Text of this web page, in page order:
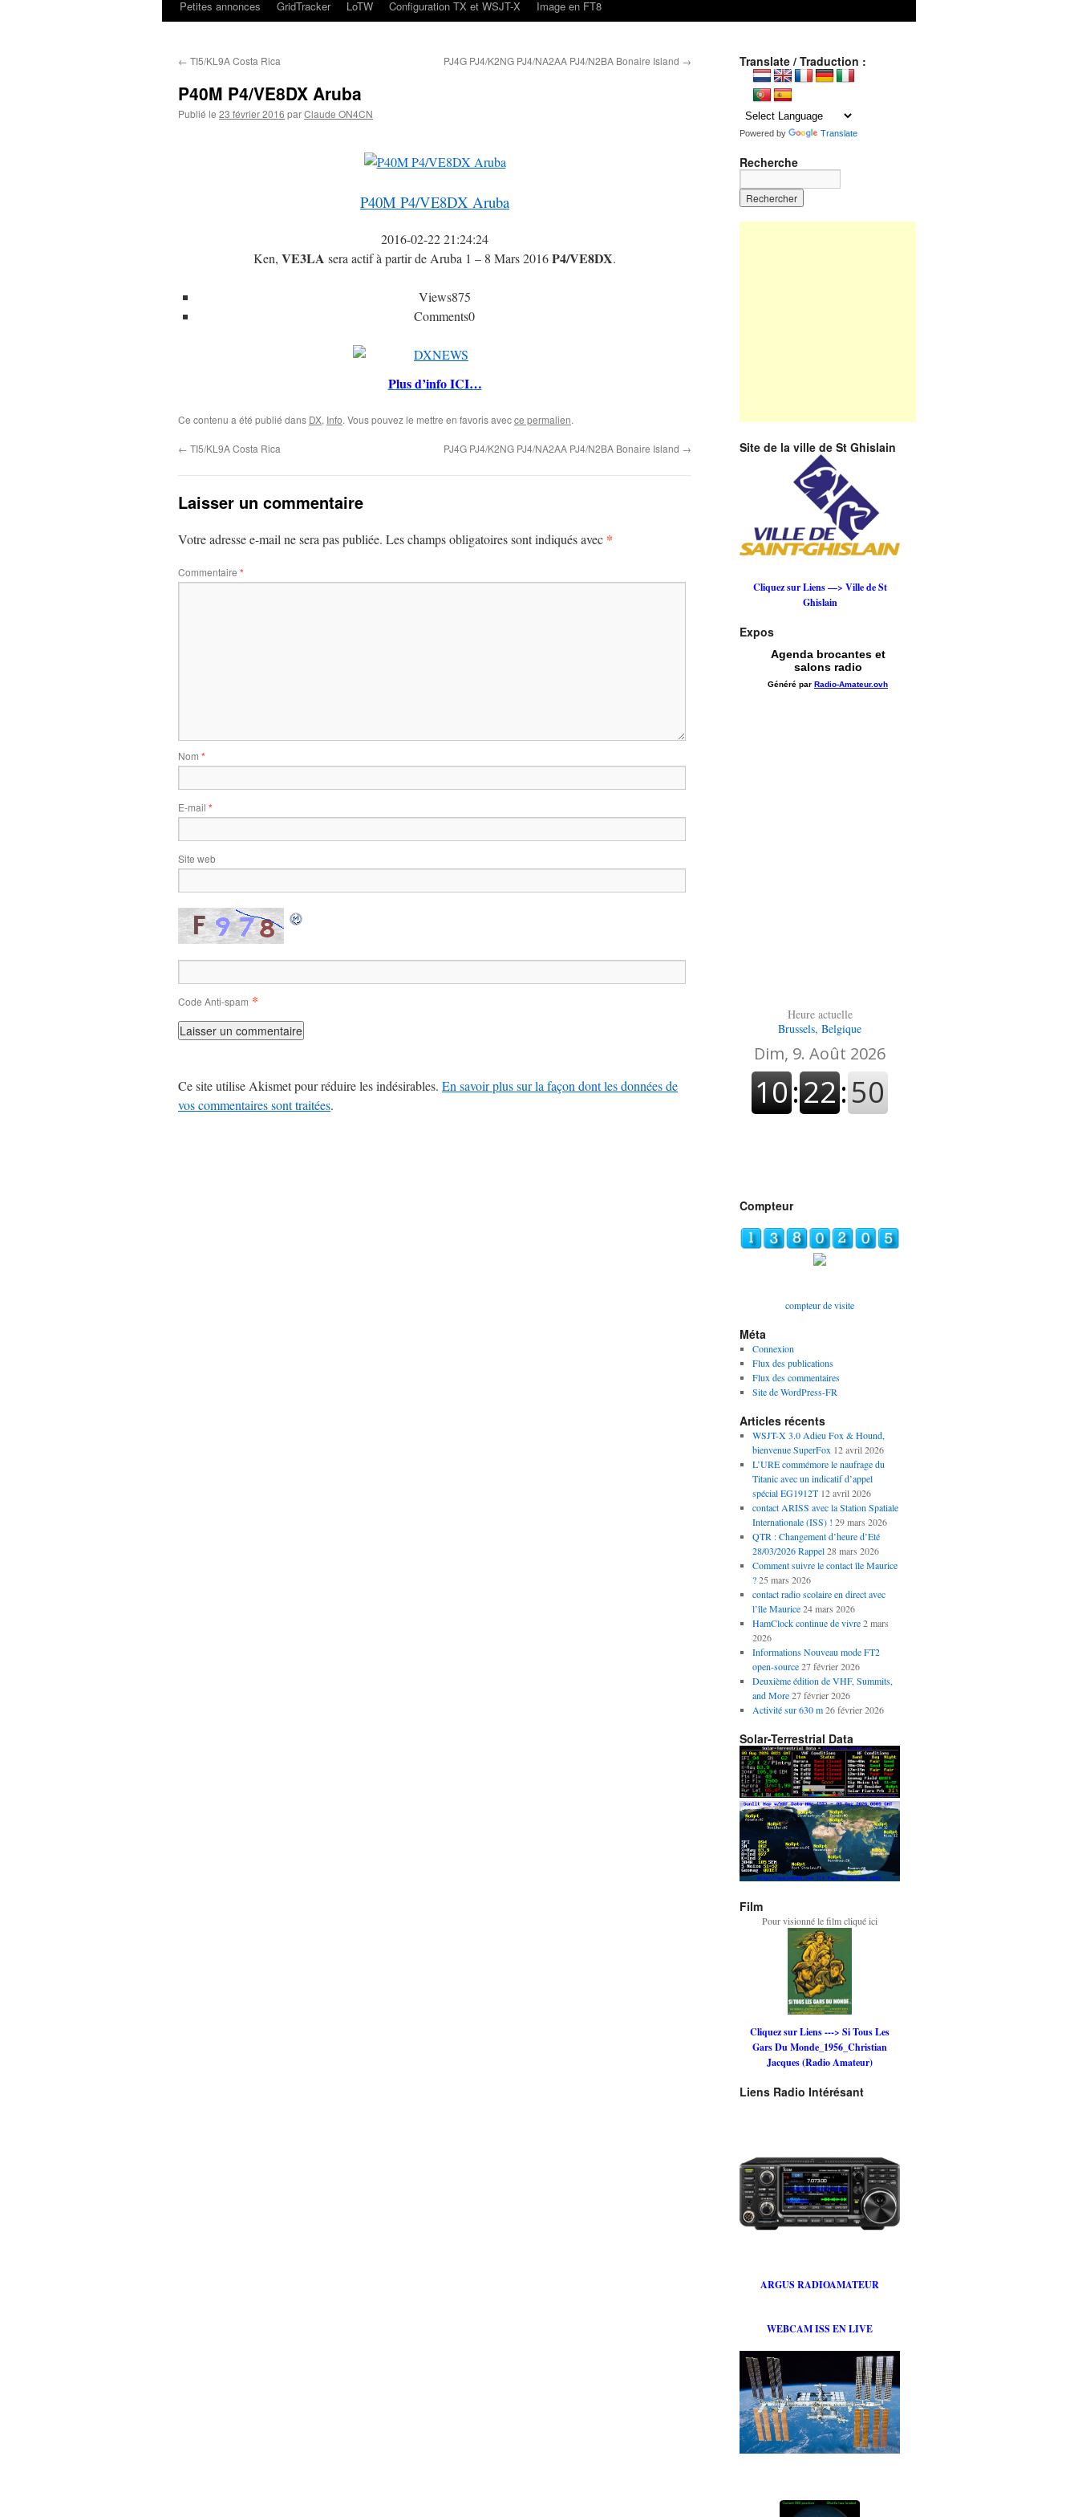
Petites annonces
GridTracker LoTW Configuration TX et WSJT-X Image en FT8
← TI5/KL9A Costa Rica PJ4G PJ4/K2NG PJ4/NA2AA PJ4/N2BA Bonaire Island →
P40M P4/VE8DX Aruba
Publié le 23 février 2016 parClaude ON4CN
P40M P4/VE8DX Aruba
2016-02-22 21:24:24
Ken, VE3LA sera actif à partir de Aruba 1 – 8 Mars 2016P4/VE8DX.
Views875
Comments0
Plus d’info ICI…
Ce contenu a été publié dans DX, Info. Vous pouvez le mettre en favoris avecce permalien.
← TI5/KL9A Costa Rica PJ4G PJ4/K2NG PJ4/NA2AA PJ4/N2BA Bonaire Island →
Laisser un commentaire
Votre adresse e-mail ne sera pas publiée. Les champs obligatoires sont indiqués avec *
Commentaire *
Nom *
E-mail *
Site web
Code Anti-spam *
Ce site utilise Akismet pour réduire les indésirables. En savoir plus sur la façon dont les données de
vos commentaires sont traitées.
Translate / Traduction :
Powered by Translate
Recherche
Site de la ville de St Ghislain
Cliquez sur Liens —> Ville de St
Ghislain
Expos
Heure actuelle
Brussels, Belgique
Compteur
compteur de visite
Méta
Connexion
Flux des publications
Flux des commentaires
Site de WordPress-FR
Articles récents
WSJT-X 3.0 Adieu Fox & Hound,
bienvenue SuperFox 12 avril 2026
L’URE commémore le naufrage du
Titanic avec un indicatif d’appel
spécial EG1912T 12 avril 2026
contact ARISS avec la Station Spatiale
Internationale (ISS) ! 29 mars 2026
QTR : Changement d’heure d’Eté
28/03/2026 Rappel 28 mars 2026
Comment suivre le contact île Maurice
? 25 mars 2026
contact radio scolaire en direct avec
l’île Maurice 24 mars 2026
HamClock continue de vivre 2 mars
2026
Informations Nouveau mode FT2
open-source 27 février 2026
Deuxième édition de VHF, Summits,
and More 27 février 2026
Activité sur 630 m 26 février 2026
Solar-Terrestrial Data
Film
Pour visionné le film cliqué ici
Cliquez sur Liens ---> Si Tous Les
Gars Du Monde_1956_Christian
Jacques (Radio Amateur)
Liens Radio Intérésant
ARGUS RADIOAMATEUR
WEBCAM ISS EN LIVE